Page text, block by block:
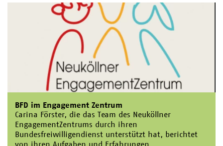
BFD im Engagement Zentrum
Carina Förster, die das Team des Neuköllner
EngagementZentrums durch ihren
Bundesfreiwilligendienst unterstützt hat, berichtet